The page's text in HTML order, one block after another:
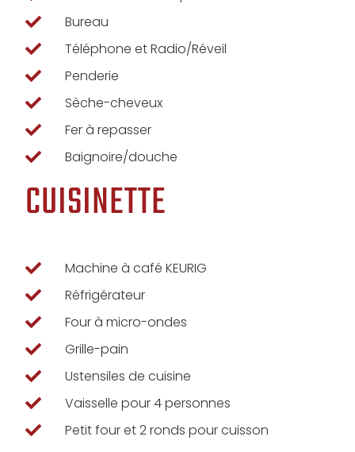
Bureau
Téléphone et Radio/Réveil
Penderie
Sèche-cheveux
Fer à repasser
Baignoire/douche
CUISINETTE
Machine à café KEURIG
Réfrigérateur
Four à micro-ondes
Grille-pain
Ustensiles de cuisine
Vaisselle pour 4 personnes
Petit four et 2 ronds pour cuisson